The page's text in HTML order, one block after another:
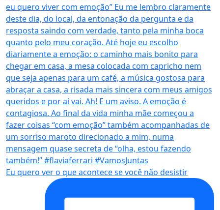
Eu quero ver o que acontece se você não desistir